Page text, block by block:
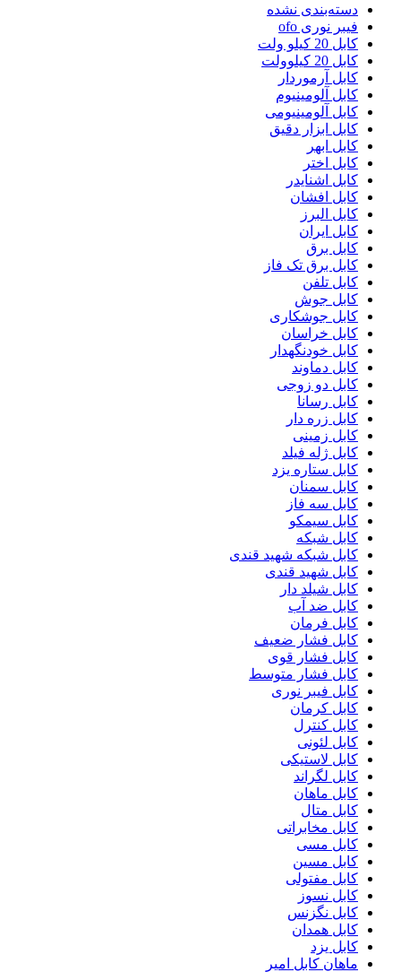
دسته‌بندی نشده
فیبر نوری ofo
کابل 20 کیلو ولت
کابل 20 کیلوولت
کابل آرموردار
کابل آلومینیوم
کابل آلومینیومی
کابل ابزار دقیق
کابل ابهر
کابل اختر
کابل اشنایدر
کابل افشان
کابل البرز
کابل ایران
کابل برق
کابل برق تک فاز
کابل تلفن
کابل جوش
کابل جوشکاری
کابل خراسان
کابل خودنگهدار
کابل دماوند
کابل دو زوجی
کابل رسانا
کابل زره دار
کابل زمینی
کابل ژله فیلد
کابل ستاره یزد
کابل سمنان
کابل سه فاز
کابل سیمکو
کابل شبکه
کابل شبکه شهید قندی
کابل شهید قندی
کابل شیلد دار
کابل ضد آب
کابل فرمان
کابل فشار ضعیف
کابل فشار قوی
کابل فشار متوسط
کابل فیبر نوری
کابل کرمان
کابل کنترل
کابل لئونی
کابل لاستیکی
کابل لگراند
کابل ماهان
کابل متال
کابل مخابراتی
کابل مسی
کابل مسین
کابل مفتولی
کابل نسوز
کابل نگزنس
کابل همدان
کابل یزد
ماهان کابل امیر